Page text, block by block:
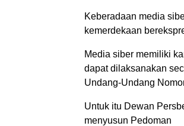
Keberadaan media
kemerdekaan
Media siber memiliki
dapat dilaksanakan
Undang-Undang
Untuk itu Dewan
menyusun Pedoman